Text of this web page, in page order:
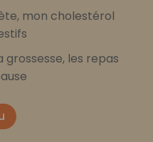
mon cholestérol
les repas